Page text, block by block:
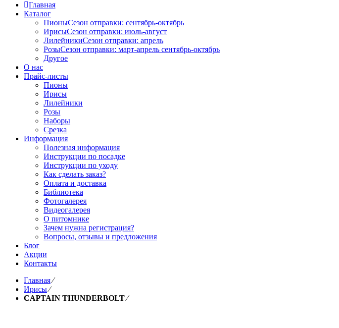
Главная
Каталог
ПионыСезон отправки: сентябрь-октябрь
ИрисыСезон отправки: июль-август
ЛилейникиСезон отправки: апрель
РозыСезон отправки: март-апрель сентябрь-октябрь
Другое
О нас
Прайс-листы
Пионы
Ирисы
Лилейники
Розы
Наборы
Срезка
Информация
Полезная информация
Инструкции по посадке
Инструкции по уходу
Как сделать заказ?
Оплата и доставка
Библиотека
Фотогалерея
Видеогалерея
О питомнике
Зачем нужна регистрация?
Вопросы, отзывы и предложения
Блог
Акции
Контакты
Главная⁄
Ирисы⁄
CAPTAIN THUNDERBOLT⁄